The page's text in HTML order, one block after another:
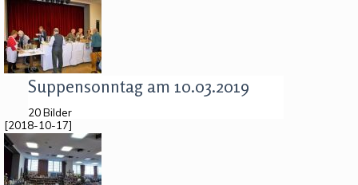
Suppensonntag am 10.03.2019
20 Bilder
[2018-10-17]